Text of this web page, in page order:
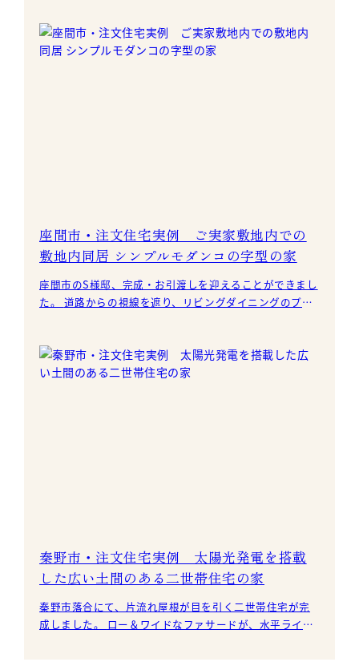
座間市・注文住宅実例 ご実家敷地内での
敷地内同居 シンプルモダンコの字型の家
座間市のS様邸、完成・お引渡しを迎えることができまし
た。 道路からの視線を遮り、リビングダイニングのプラ
秦野市・注文住宅実例 太陽光発電を搭載
した広い土間のある二世帯住宅の家
秦野市落合にて、片流れ屋根が目を引く二世帯住宅が完
成しました。 ロー＆ワイドなファサードが、水平ライン